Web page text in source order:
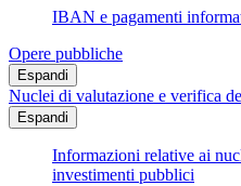
IBAN e pagamenti
Opere pubbliche
Espandi
Nuclei di valutazione e verifica
Espandi
Informazioni relative ai
investimenti pubblici